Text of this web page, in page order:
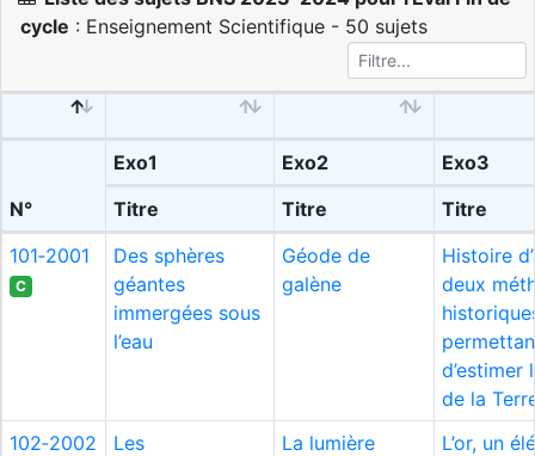
cycle : Enseignement Scientifique - 50 sujets
N°
Exo1 Exo2
Exo3
Titre
Titre
Titre
101‑2001
C
Des sphères
géantes
immergées sous
l’eau
Géode de
galène
Histoire
deux
d’estimer
de la
102‑2002
Les
La lumière
L’or, un